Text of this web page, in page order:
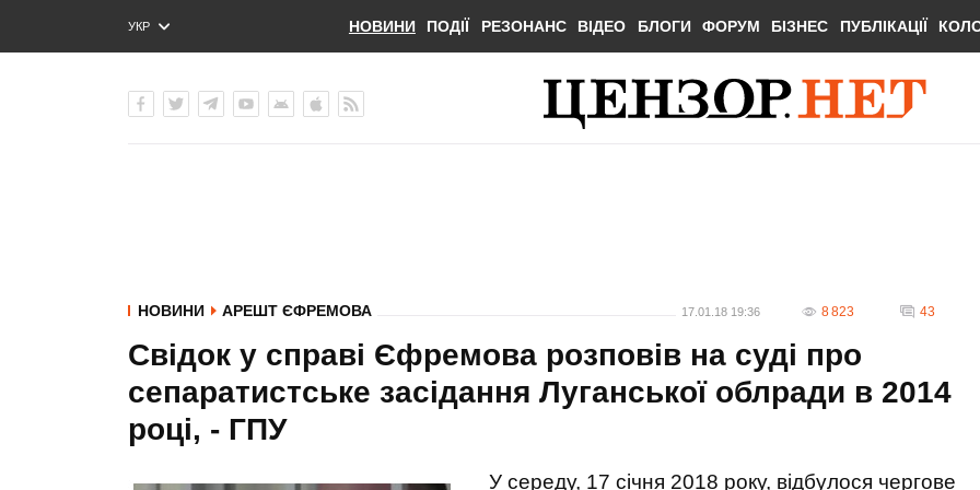
УКР
ENG
НОВИНИ ПОДІЇ РЕЗОНАНС ВІДЕО БЛОГИ ФОРУМ БІЗНЕС ПУБЛІКАЦІЇ
НОВИНИ АРЕШТ ЄФРЕМОВА 17.01.18 19:36 8 823 43
Свідок у справі Єфремова розповів на суді про
сепаратистське засідання Луганської облради в 2014
році, - ГПУ
У середу, 17 січня 2018 року, відбулося чергове